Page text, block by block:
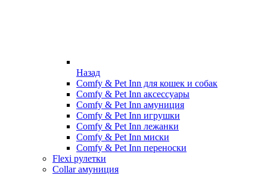
Назад
Comfy & Pet Inn для кошек и собак
Comfy & Pet Inn аксессуары
Comfy & Pet Inn амуниция
Comfy & Pet Inn игрушки
Comfy & Pet Inn лежанки
Comfy & Pet Inn миски
Comfy & Pet Inn переноски
Flexi рулетки
Collar амуниция